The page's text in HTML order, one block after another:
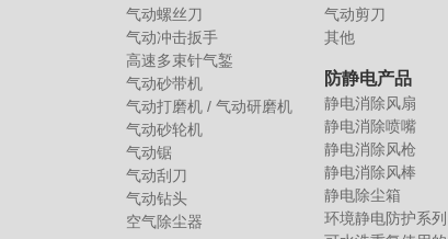
气动螺丝刀
气动冲击扳手
高速多束针气錾
气动砂带机
气动打磨机 / 气动研磨机
气动砂轮机
气动锯
气动刮刀
气动钻头
空气除尘器
气动剪刀
其他
防静电产品
静电消除风扇
静电消除喷嘴
静电消除风枪
静电消除风棒
静电除尘箱
环境静电防护系列